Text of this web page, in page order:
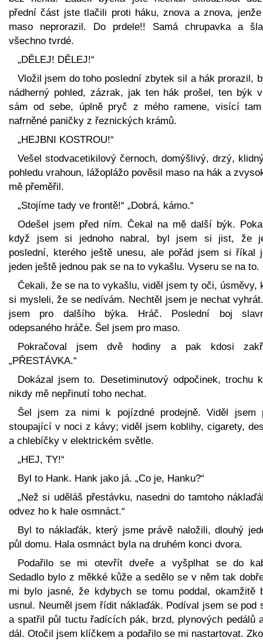
přední část jste tlačili proti háku, znova a znova,
maso neprorazil. Do prdele!! Samá chrupavka a
všechno tvrdé.
„DĚLEJ! DĚLEJ!“
Vložil jsem do toho poslední zbytek sil a hák prorazil,
nádherný pohled, zázrak, jak ten hák prošel, ten býk
sám od sebe, úplně pryč z mého ramene, visící
nafrněné paničky z řeznických krámů.
„HEJBNI KOSTROU!“
Vešel stodvacetikilový černoch, domýšlivý, drzý,
pohledu vrahoun, lážoplážo pověsil maso na hák a
mě přeměřil.
„Stojíme tady ve frontě!“ „Dobrá, kámo.“
Odešel jsem před ním. Čekal na mě další býk.
když jsem si jednoho nabral, byl jsem si jist, že
poslední, kterého ještě unesu, ale pořád jsem si říkal
jeden ještě jednou pak se na to vykašlu. Vyseru se na to.
Čekali, že se na to vykašlu, viděl jsem ty oči, úsměvy,
si mysleli, že se nedívám. Nechtěl jsem je nechat
jsem pro dalšího býka. Hráč. Poslední boj
odepsaného hráče. Šel jsem pro maso.
Pokračoval jsem dvě hodiny a pak kdosi
„PŘESTÁVKA.“
Dokázal jsem to. Desetiminutový odpočinek, trochu
nikdy mě nepřinutí toho nechat.
Šel jsem za nimi k pojízdné prodejně. Viděl jsem
stoupající v noci z kávy; viděl jsem koblihy, cigarety,
a chlebíčky v elektrickém světle.
„HEJ, TY!“
Byl to Hank. Hank jako já. „Co je, Hanku?“
„Než si uděláš přestávku, nasedni do tamtoho
odvez ho k hale osmnáct.“
Byl to náklaďák, který jsme právě naložili, dlouhý
půl domu. Hala osmnáct byla na druhém konci dvora.
Podařilo se mi otevřít dveře a vyšplhat se do
Sedadlo bylo z měkké kůže a sedělo se v něm tak
mi bylo jasné, že kdybych se tomu poddal, okamžitě
usnul. Neuměl jsem řídit náklaďák. Podíval jsem se pod
a spatřil půl tuctu řadících pák, brzd, plynových pedálů
dál. Otočil jsem klíčkem a podařilo se mi nastartovat.